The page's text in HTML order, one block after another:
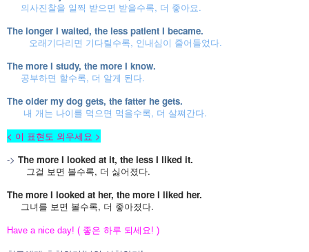
의사진찰을 일찍 받으면 받을수록, 더 좋아요.
The longer I waited, the less patient I became.
오래기다리면 기다릴수록, 인내심이 줄어들었다.
The more I study, the more I know.
공부하면 할수록, 더 알게 된다.
The older my dog gets, the fatter he gets.
내 개는 나이를 먹으면 먹을수록, 더 살쪄간다.
< 이 표현도 외우세요 >
-> The more I looked at it, the less I liked it.
그걸 보면 볼수록, 더 싫어졌다.
The more I looked at her, the more I liked her.
그녀를 보면 볼수록, 더 좋아졌다.
Have a nice day! ( 좋은 하루 되세요! )